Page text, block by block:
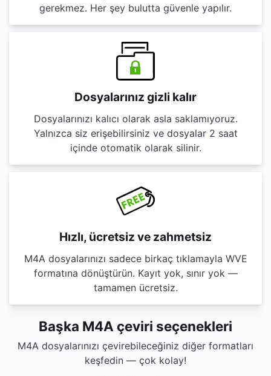
gerekmez. Her şey bulutta güvenle yapılır.
Dosyalarınız gizli kalır
Dosyalarınızı kalıcı olarak asla saklamıyoruz.
Yalnızca siz erişebilirsiniz ve dosyalar 2 saat
içinde otomatik olarak silinir.
Hızlı, ücretsiz ve zahmetsiz
M4A dosyalarınızı sadece birkaç tıklamayla WVE
formatına dönüştürün. Kayıt yok, sınır yok —
tamamen ücretsiz.
Başka M4A çeviri seçenekleri
M4A dosyalarınızı çevirebileceğiniz diğer formatları
keşfedin — çok kolay!